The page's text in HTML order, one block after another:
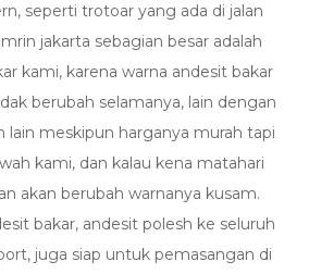
seperti trotoar yang ada di jalan
jakarta sebagian besar adalah
kami, karena warna andesit bakar
berubah selamanya, lain dengan
lain meskipun harganya murah tapi
kami, dan kalau kena matahari
akan berubah warnanya kusam.
bakar, andesit polesh ke seluruh
juga siap untuk pemasangan di